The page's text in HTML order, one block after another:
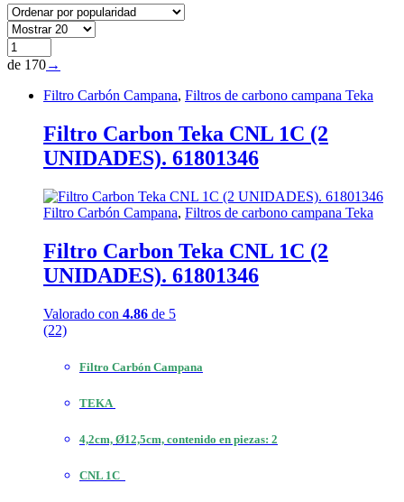
de 170→
Filtro Carbón Campana, Filtros de carbono campana Teka
Filtro Carbon Teka CNL 1C (2
UNIDADES). 61801346
Filtro Carbón Campana, Filtros de carbono campana Teka
Filtro Carbon Teka CNL 1C (2
UNIDADES). 61801346
Valorado con 4.86 de 5
(22)
Filtro Carbón Campana
TEKA
4,2cm, Ø12,5cm, contenido en piezas: 2
CNL 1C